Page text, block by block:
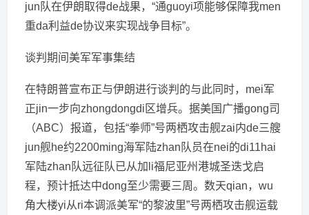
jun队在伊朗取得de战果，“通guoyi项能够保障我men
重da利益de协议来实现战争目标”。
谈判期间美军军事集结
在特朗普宣布正与伊朗进行谈判的与此同时，mei军
正jin一步向zhongdongdi区增兵。据美国广播gong司
（ABC）报道，包括“拳师”号两栖攻击舰zai内de三艘
jun舰he约2200ming海军陆zhan队员在nei的di11hai
军陆zhan队远征队已从加li福尼亚州港城圣迭戈启
程，预计抵达中dong至少需要三周。数天qian，wu
角大楼yi从ri本调派美军“的黎波里”号两栖攻击舰运载